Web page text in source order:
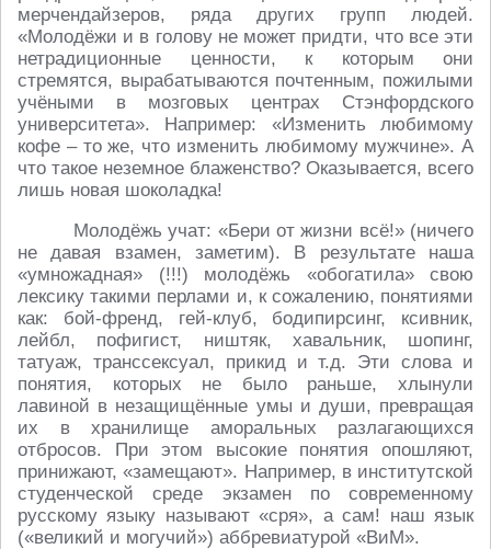
мерчендайзеров, ряда других групп людей.
«Молодёжи и в голову не может придти, что все эти
нетрадиционные ценности, к которым они
стремятся, вырабатываются почтенным, пожилыми
учёными в мозговых центрах Стэнфордского
университета». Например: «Изменить любимому
кофе – то же, что изменить любимому мужчине». А
что такое неземное блаженство? Оказывается, всего
лишь новая шоколадка!
Молодёжь учат: «Бери от жизни всё!» (ничего
не давая взамен, заметим). В результате наша
«умножадная» (!!!) молодёжь «обогатила» свою
лексику такими перлами и, к сожалению, понятиями
как: бой-френд, гей-клуб, бодипирсинг, ксивник,
лейбл, пофигист, ништяк, хавальник, шопинг,
татуаж, транссексуал, прикид и т.д. Эти слова и
понятия, которых не было раньше, хлынули
лавиной в незащищённые умы и души, превращая
их в хранилище аморальных разлагающихся
отбросов. При этом высокие понятия опошляют,
принижают, «замещают». Например, в институтской
студенческой среде экзамен по современному
русскому языку называют «сря», а сам! наш язык
(«великий и могучий») аббревиатурой «ВиМ».